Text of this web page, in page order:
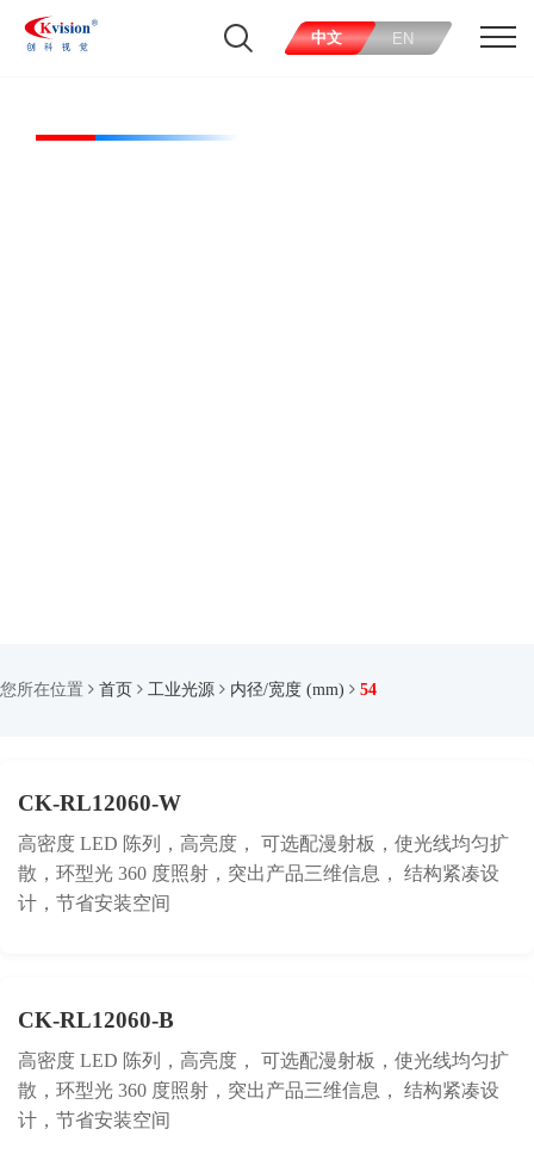
中文 EN
您所在位置 首页 工业光源 内径/宽度 (mm) 54
CK-RL12060-W
高密度 LED 陈列，高亮度， 可选配漫射板，使光线均匀扩
散，环型光 360 度照射，突出产品三维信息， 结构紧凑设
计，节省安装空间
CK-RL12060-B
高密度 LED 陈列，高亮度， 可选配漫射板，使光线均匀扩
散，环型光 360 度照射，突出产品三维信息， 结构紧凑设
计，节省安装空间